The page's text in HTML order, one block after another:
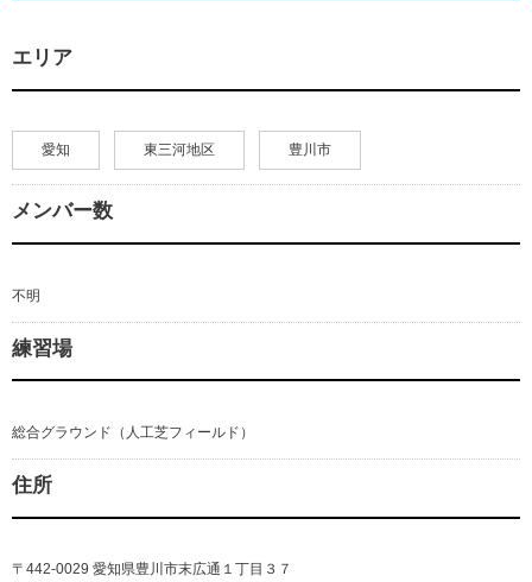
エリア
愛知 東三河地区 豊川市
メンバー数
不明
練習場
総合グラウンド（人工芝フィールド）
住所
〒442-0029 愛知県豊川市末広通１丁目３７